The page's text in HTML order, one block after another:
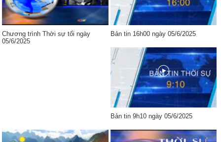
Chương trình Thời sự tối ngày
05/6/2025
Bản tin 16h00 ngày 05/6/2025
Bản tin 9h10 ngày 05/6/2025